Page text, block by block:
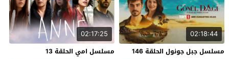
02:18:44
مسلسل جبل جونول الحلقة 146
02:17:25
مسلسل امي الحلقة 13